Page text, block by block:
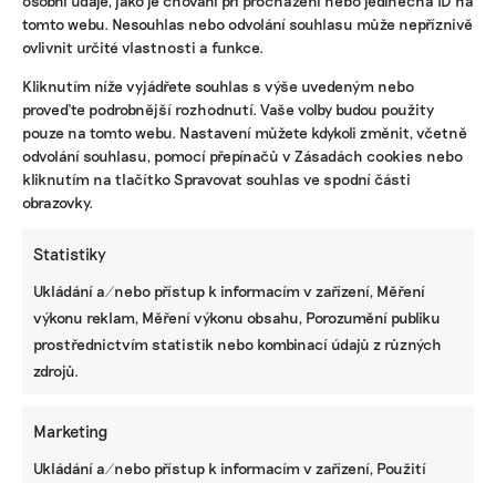
tomto webu. Nesouhlas nebo odvolání souhlasu může nepříznivě
ovlivnit určité vlastnosti a funkce.
Kliknutím níže vyjádřete souhlas s výše uvedeným nebo
proveďte podrobnější rozhodnutí. Vaše volby budou použity
pouze na tomto webu. Nastavení můžete kdykoli změnit, včetně
odvolání souhlasu, pomocí přepínačů v Zásadách cookies nebo
kliknutím na tlačítko Spravovat souhlas ve spodní části
obrazovky.
Statistiky
Ukládání a/nebo přístup k informacím v zařízení, Měření
výkonu reklam, Měření výkonu obsahu, Porozumění publiku
prostřednictvím statistik nebo kombinací údajů z různých
zdrojů.
Marketing
Ukládání a/nebo přístup k informacím v zařízení, Použití
KOMERČNÍ SDĚLENÍ
Udržitelnost, umění i komunitní sdílení.
Festival Týká se to také tebe v Uherském
Hradišti startuje tento týden
způsob, jak řídit firmu do budoucna a zvyšovat
její hodnotu, říká expertka